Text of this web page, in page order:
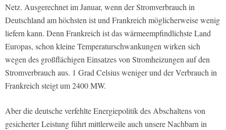
Netz. Ausgerechnet im Januar, wenn der Stromverbrauch in
Deutschland am höchsten ist und Frankreich möglicherweise wenig
liefern kann. Denn Frankreich ist das wärmeempfindlichste Land
Europas, schon kleine Temperaturschwankungen wirken sich
wegen des großflächigen Einsatzes von Stromheizungen auf den
Stromverbrauch aus. 1 Grad Celsius weniger und der Verbrauch in
Frankreich steigt um 2400 MW.
Aber die deutsche verfehlte Energiepolitik des Abschaltens von
gesicherter Leistung führt mittlerweile auch unsere Nachbarn in